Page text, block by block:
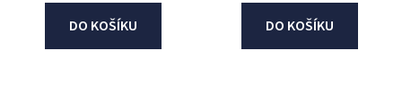
DO KOŠÍKU DO KOŠÍKU